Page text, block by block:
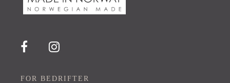
FOR BEDRIFTER